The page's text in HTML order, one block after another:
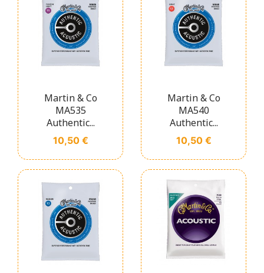
Martin & Co
MA535
Authentic...
Prix
10,50 €
Martin & Co
MA540
Authentic...
Prix
10,50 €